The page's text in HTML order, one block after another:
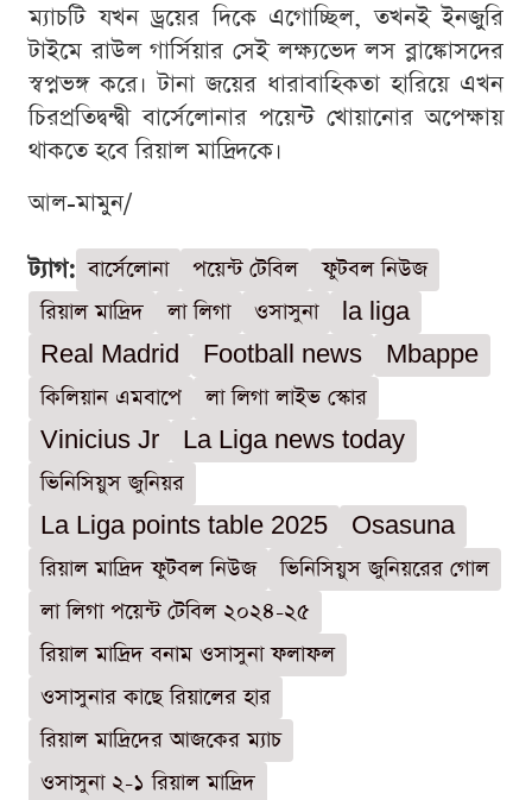
ম্যাচটি যখন ড্রয়ের দিকে এগোচ্ছিল, তখনই ইনজুরি
টাইমে রাউল গার্সিয়ার সেই লক্ষ্যভেদ লস ব্লাঙ্কোসদের
স্বপ্নভঙ্গ করে। টানা জয়ের ধারাবাহিকতা হারিয়ে এখন
চিরপ্রতিদ্বন্দ্বী বার্সেলোনার পয়েন্ট খোয়ানোর অপেক্ষায়
থাকতে হবে রিয়াল মাদ্রিদকে।
আল-মামুন/
ট্যাগ: বার্সেলোনা পয়েন্ট টেবিল
ফুটবল নিউজ
রিয়াল মাদ্রিদ
লা লিগা ওসাসুনা
la liga
Real Madrid
Football news
Mbappe
কিলিয়ান এমবাপে
লা লিগা লাইভ স্কোর
Vinicius Jr
La Liga news today
ভিনিসিয়ুস জুনিয়র
La Liga points table 2025
Osasuna
রিয়াল মাদ্রিদ ফুটবল নিউজ
ভিনিসিয়ুস জুনিয়রের গোল
লা লিগা পয়েন্ট টেবিল ২০২৪-২৫
রিয়াল মাদ্রিদ বনাম ওসাসুনা ফলাফল
ওসাসুনার কাছে রিয়ালের হার
রিয়াল মাদ্রিদের আজকের ম্যাচ
ওসাসুনা ২-১ রিয়াল মাদ্রিদ